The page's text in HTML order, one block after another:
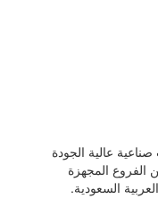
صناعية عالية الجودة
المجهزة
السعودية.